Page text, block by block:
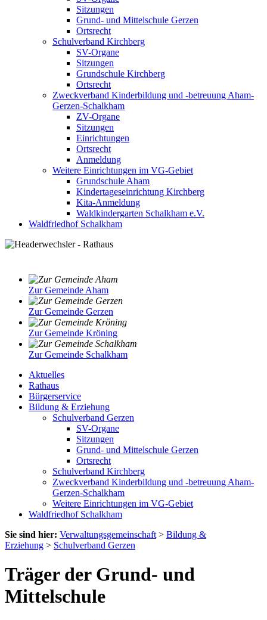
Sitzungen
Grund- und Mittelschule Gerzen
Ortsrecht
Schulverband Kirchberg
SV-Organe
Sitzungen
Grundschule Kirchberg
Ortsrecht
Zweckverband Kinderbildung und -betreuung Aham-
Gerzen-Schalkham
ZV-Organe
Sitzungen
Einrichtungen
Ortsrecht
Anmeldung
Weitere Einrichtungen im VG-Gebiet
Grundschule Aham
Kindertageseinrichtung Kirchberg
Kita-Anmeldung
Waldkindergarten Schalkham e.V.
Waldfriedhof Schalkham
Zur Gemeinde Aham
Zur Gemeinde Gerzen
Zur Gemeinde Kröning
Zur Gemeinde Schalkham
Aktuelles
Rathaus
Bürgerservice
Bildung & Erziehung
Schulverband Gerzen
SV-Organe
Sitzungen
Grund- und Mittelschule Gerzen
Ortsrecht
Schulverband Kirchberg
Zweckverband Kinderbildung und -betreuung Aham-
Gerzen-Schalkham
Weitere Einrichtungen im VG-Gebiet
Waldfriedhof Schalkham
Sie sind hier: Verwaltungsgemeinschaft > Bildung &
Erziehung > Schulverband Gerzen
Träger der Grund- und
Mittelschule